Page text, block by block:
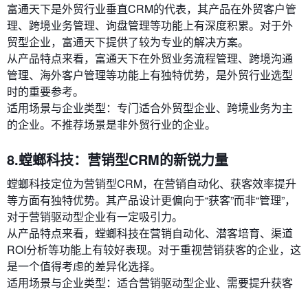
富通天下是外贸行业垂直CRM的代表，其产品在外贸客户管
理、跨境业务管理、询盘管理等功能上有深度积累。对于外
贸型企业，富通天下提供了较为专业的解决方案。
从产品特点来看，富通天下在外贸业务流程管理、跨境沟通
管理、海外客户管理等功能上有独特优势，是外贸行业选型
时的重要参考。
适用场景与企业类型：专门适合外贸型企业、跨境业务为主
的企业。不推荐场景是非外贸行业的企业。
8.螳螂科技：营销型CRM的新锐力量
螳螂科技定位为营销型CRM，在营销自动化、获客效率提升
等方面有独特优势。其产品设计更偏向于“获客”而非“管理”，
对于营销驱动型企业有一定吸引力。
从产品特点来看，螳螂科技在营销自动化、潜客培育、渠道
ROI分析等功能上有较好表现。对于重视营销获客的企业，这
是一个值得考虑的差异化选择。
适用场景与企业类型：适合营销驱动型企业、需要提升获客